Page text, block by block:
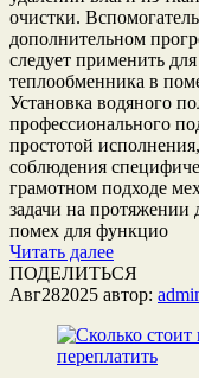
очистки.
дополнительном
следует применить
теплообменника в
Установка водяного
профессионального
простотой
соблюдения
грамотном подходе
задачи на протяжении
помех для функцио
Читать далее
ПОДЕЛИТЬСЯ
Авг282025 автор: